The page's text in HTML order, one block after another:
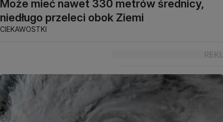
Może mieć nawet 330 metrów średnicy,
niedługo przeleci obok Ziemi
CIEKAWOSTKI